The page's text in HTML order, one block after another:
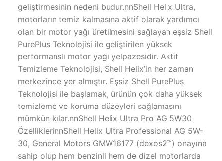
geliştirmesinin nedeni budur.nnShell Helix Ultra,
motorların temiz kalmasına aktif olarak yardımcı
olan bir motor yağı üretilmesini sağlayan eşsiz Shell
PurePlus Teknolojisi ile geliştirilen yüksek
performanslı motor yağı yelpazesidir. Aktif
Temizleme Teknolojisi, Shell Helix’in her zaman
merkezinde yer almıştır. Eşsiz Shell PurePlus
Teknolojisi ile başlamak, ürünün çok daha yüksek
temizleme ve koruma düzeyleri sağlamasını
mümkün kılar.nnShell Helix Ultra Pro AG 5W30
ÖzelliklerinnShell Helix Ultra Professional AG 5W-
30, General Motors GMW16177 (dexos2™) onayına
sahip olup hem benzinli hem de dizel motorlarda